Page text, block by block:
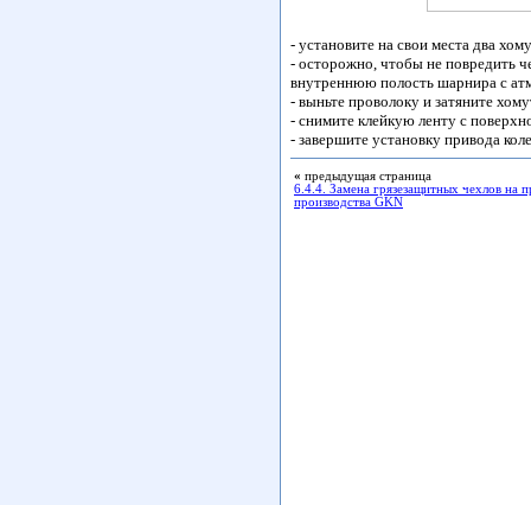
- установите на свои места два
- осторожно, чтобы не повредить
внутреннюю полость шарнира с
- выньте проволоку и затяните
- снимите клейкую ленту с
- завершите установку привода
« предыдущая страница
6.4.4. Замена грязезащитных чехлов на
производства GKN